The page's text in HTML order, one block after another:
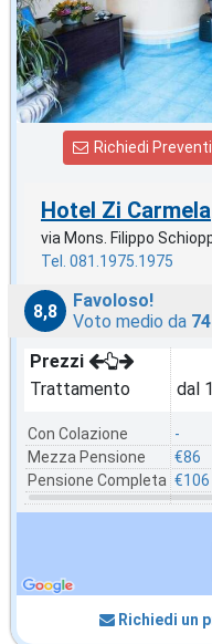
Richiedi
Hotel Zi Carmela
via Mons. Filippo
Tel. 081.1975.1975
8,8
Favoloso!
Voto medio da 74
Prezzi
Trattamento
Con Colazione
Mezza Pensione
Pensione Completa
dal
-
€86
€106
Richiedi un